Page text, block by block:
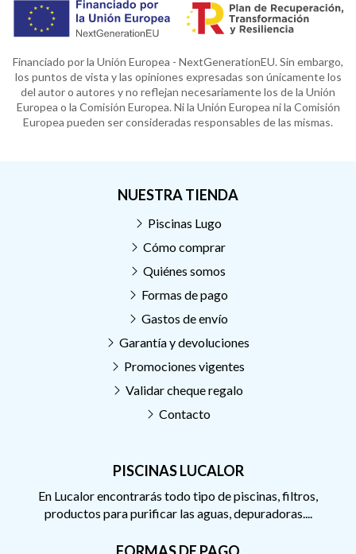
Financiado por la Unión Europea - NextGenerationEU. Sin embargo,
los puntos de vista y las opiniones expresadas son únicamente los
del autor o autores y no reflejan necesariamente los de la Unión
Europea o la Comisión Europea. Ni la Unión Europea ni la Comisión
Europea pueden ser consideradas responsables de las mismas.
PISCINAS LUCALOR
En Lucalor encontrarás todo tipo de piscinas, filtros,
productos para purificar las aguas, depuradoras....
NUESTRA TIENDA
Piscinas Lugo
Cómo comprar
Quiénes somos
Formas de pago
Gastos de envío
Garantía y devoluciones
Promociones vigentes
Validar cheque regalo
Contacto